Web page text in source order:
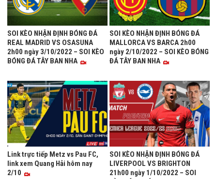
SOI KÈO NHẬN ĐỊNH BÓNG ĐÁ
REAL MADRID VS OSASUNA
2h00 ngày 3/10/2022 – SOI KÈO
BÓNG ĐÁ TÂY BAN NHA
SOI KÈO NHẬN ĐỊNH BÓNG ĐÁ
MALLORCA VS BARCA 2h00
ngày 2/10/2022 – SOI KÈO BÓNG
ĐÁ TÂY BAN NHA
Link trực tiếp Metz vs Pau FC,
link xem Quang Hải hôm nay
2/10
SOI KÈO NHẬN ĐỊNH BÓNG ĐÁ
LIVERPOOL VS BRIGHTON
21h00 ngày 1/10/2022 – SOI